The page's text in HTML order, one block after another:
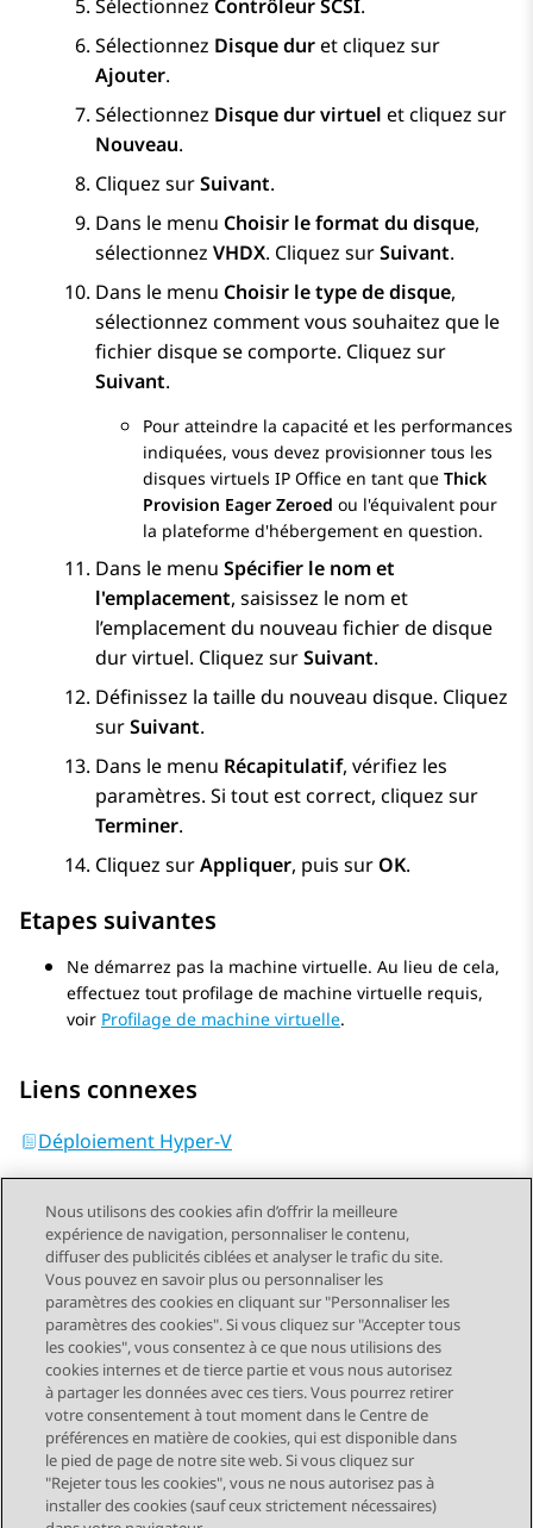
Sélectionnez Contrôleur SCSI.
Sélectionnez Disque duret cliquez sur
Ajouter.
Sélectionnez Disque dur virtuel et cliquez sur
Nouveau.
Cliquez surSuivant.
Dans le menu Choisir le format du disque,
sélectionnez VHDX. Cliquez surSuivant.
Dans le menu Choisir le type de disque,
sélectionnez comment vous souhaitez que le
fichier disque se comporte. Cliquez sur
Suivant.
Pour atteindre la capacité et les performances
indiquées, vous devez provisionner tous les
disques virtuels IP Office en tant que Thick
Provision Eager Zeroed ou l'équivalent pour
la plateforme d'hébergement en question.
Dans le menu Spécifier le nom et
l'emplacement, saisissez le nom et
l’emplacement du nouveau fichier de disque
dur virtuel. Cliquez surSuivant.
Définissez la taille du nouveau disque. Cliquez
surSuivant.
Dans le menu Récapitulatif, vérifiez les
paramètres. Si tout est correct, cliquez sur
Terminer.
Cliquez surAppliquer, puis sur OK.
Etapes suivantes
Ne démarrez pas la machine virtuelle. Au lieu de cela,
effectuez tout profilage de machine virtuelle requis,
voir Profilage de machine virtuelle.
Liens connexes
Déploiement Hyper-V
Send Feedback
Navigation par sujet
Sujet précédent Sujet suivant
STAY CONNECTED
Nous utilisons des cookies afin d’offrir la meilleure
expérience de navigation, personnaliser le contenu,
diffuser des publicités ciblées et analyser le trafic du site.
Vous pouvez en savoir plus ou personnaliser les
paramètres des cookies en cliquant sur "Personnaliser les
paramètres des cookies". Si vous cliquez sur "Accepter tous
les cookies", vous consentez à ce que nous utilisions des
cookies internes et de tierce partie et vous nous autorisez
à partager les données avec ces tiers. Vous pourrez retirer
votre consentement à tout moment dans le Centre de
préférences en matière de cookies, qui est disponible dans
le pied de page de notre site web. Si vous cliquez sur
"Rejeter tous les cookies", vous ne nous autorisez pas à
installer des cookies (sauf ceux strictement nécessaires)